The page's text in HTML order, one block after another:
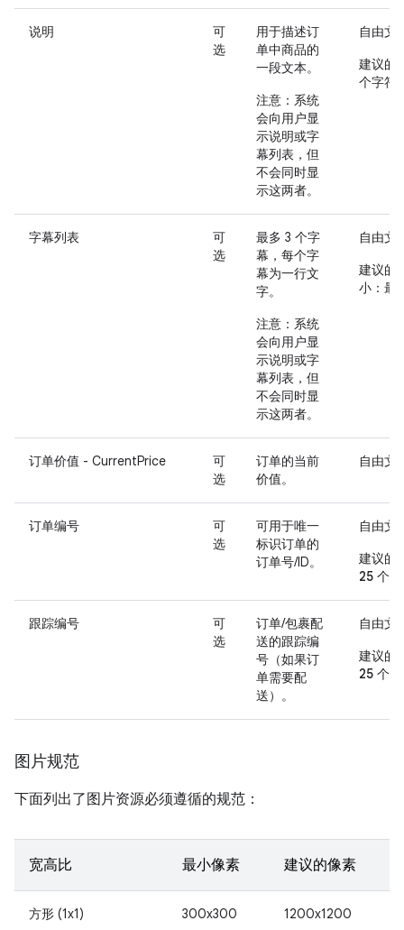
说明
可
选
用于描述订
单中商品的
一段文本。
注意 ：系统
会向用户显
示说明或字
幕列表，但
不会同时显
示这两者。
自由文
建议的
个字符
字幕列表
可
选
最多 3 个字
幕，每个字
幕为一行文
字。
注意 ：系统
会向用户显
示说明或字
幕列表，但
不会同时显
示这两者。
自由文
建议的
小：最
订单价值 - CurrentPrice
可
选
订单的当前
价值。
自由文
订单编号
可
选
可用于唯一
标识订单的
订单号/ID。
自由文
建议的
25 个
跟踪编号
可
选
订单/包裹配
送的跟踪编
号（如果订
单需要配
送）。
自由文
建议的
25 个
图片规范
下面列出了图片资源必须遵循的规范：
宽高比 最小像素 建议的像素
方形 (1x1) 300x300 1200x1200